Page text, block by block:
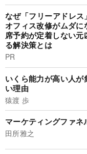
なぜ「フリーアドレ
オフィス改修がムダ
席予約が定着しない
る解決策とは
PR
いくら能力が高い人
い理由
猿渡 歩
マーケティングファ
田所雅之